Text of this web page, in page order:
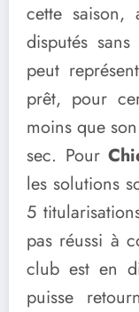
cette
disputés
peut
prêt, pour
moins que
sec. Pour
les solutions
5
pas réussi à
club est en
puisse